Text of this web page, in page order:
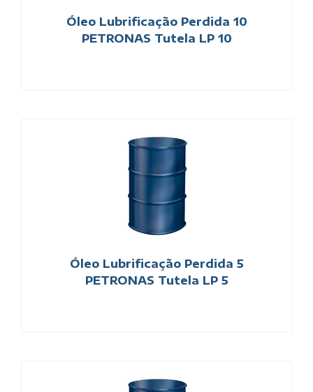
Óleo Lubrificação Perdida 10
PETRONAS Tutela LP 10
Óleo Lubrificação Perdida 5
PETRONAS Tutela LP 5